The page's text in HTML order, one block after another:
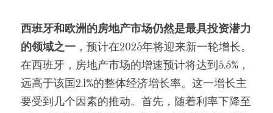
西班牙和欧洲的房地产市场仍然是最具投资潜力
的领域之一 ，预计在2025年将迎来新一轮增长。
在西班牙，房地产市场的增速预计将达到5.5%，
远高于该国2.1%的整体经济增长率。这一增长主
要受到几个因素的推动。首先，随着利率下降至